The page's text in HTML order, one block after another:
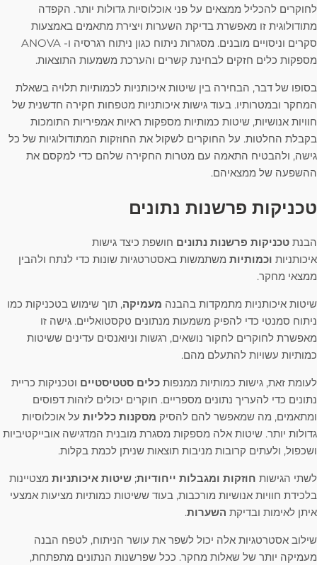
לחוקרים להכליל ממצאים על פני אוכלוסיות גדולות יותר. הקפדה
מתודולוגית זו מאפשרת בדיקת השערות ויצירת מתאמים באמצעות
סקרים וניסויים מובנים. מסגרות ניתוח כגון ניתוח רגרסיה ו- ANOVA
מספקות כלים חזקים לבחינת קשרים והערכת משמעות התוצאות.
בסופו של דבר, הבחירה בין שיטות איכותניות לכמותיות תלויה בשאלת
המחקר ובמטרותיו. בעוד גישות איכותניות מטפחות חקירה חדשנית של
חוויות אנושיות, שיטות כמותיות מספקות ראיות אמפיריות התומכות
בקבלת החלטות. על החוקרים לשקול את החוזקות המתודולוגיות של כל
גישה, ולהבטיח התאמה עם מטרות החקירה שלהם כדי למקסם את
ההשפעה של ממצאיהם.
טכניקות פרשנות נתונים
הבנת טכניקות פרשנות נתונים חושפת כיצד גישות
איכותניות וכמותיות משתמשות באסטרטגיות שונות כדי לנתח ולהבין
ממצאי מחקר.
שיטות איכותניות מתמקדות בהבנה מעמיקה, תוך שימוש בטכניקות כמו
ניתוח סמנטי כדי להפיק משמעות מנתונים טקסטואליים. גישה זו
מאפשרת לחוקרים לחקור נושאים, רגשות וניואנסים עדינים ששיטות
כמותיות עשויות להתעלם מהם.
לעומת זאת, גישות כמותיות ממנפות כלים סטטיסטיים וטכניקות כריית
נתונים כדי להעריך נתונים מספריים. חוקרים יכולים לזהות דפוסים
ומתאמים, מה שמאפשר להם להסיק מסקנות כלליות על אוכלוסיות
גדולות יותר. שיטות אלה מספקות מסגרת מובנית המדגישה אובייקטיביות
ושכפול, ולעתים קרובות מניבות תוצאות שניתן לכמת בקלות.
לשתי הגישות חוזקות ומגבלות ייחודיות; שיטות איכותניות מצטיינות
בלכידת חוויות אנושיות מורכבות, בעוד ששיטות כמותיות מציעות אמצעי
איתן לאימות ובדיקת השערות.
שילוב אסטרטגיות אלה יכול לשפר את עושר הניתוח, לטפח הבנה
מעמיקה יותר של שאלות מחקר. ככל שפרשנות הנתונים מתפתחת,